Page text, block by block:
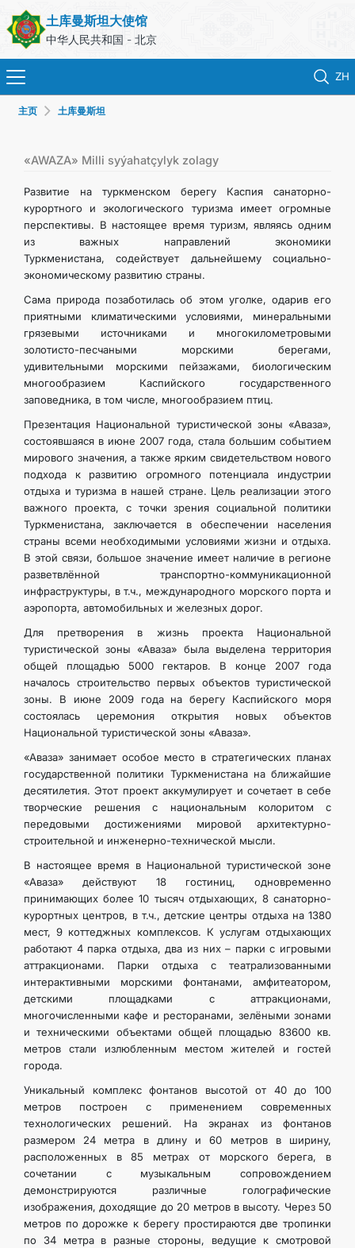
土库曼斯坦大使馆
中华人民共和国 - 北京
ZH
新闻
土库曼斯坦
领事服务
联系我们
主页 土库曼斯坦
«AWAZA» Milli syýahatçylyk zolagy
Развитие на туркменском берегу Каспия санаторно-
курортного и экологического туризма имеет огромные
перспективы. В настоящее время туризм, являясь одним
из важных направлений экономики
Туркменистана, содействует дальнейшему социально-
экономическому развитию страны.
Сама природа позаботилась об этом уголке, одарив его
приятными климатическими условиями, минеральными
грязевыми источниками и многокилометровыми
золотисто-песчаными морскими берегами,
удивительными морскими пейзажами, биологическим
многообразием Каспийского государственного
заповедника, в том числе, многообразием птиц.
Презентация Национальной туристической зоны «Аваза»,
состоявшаяся в июне 2007 года, стала большим событием
мирового значения, а также ярким свидетельством нового
подхода к развитию огромного потенциала индустрии
отдыха и туризма в нашей стране. Цель реализации этого
важного проекта, с точки зрения социальной политики
Туркменистана, заключается в обеспечении населения
страны всеми необходимыми условиями жизни и отдыха.
В этой связи, большое значение имеет наличие в регионе
разветвлённой транспортно-коммуникационной
инфраструктуры, в т.ч., международного морского порта и
аэропорта, автомобильных и железных дорог.
Для претворения в жизнь проекта Национальной
туристической зоны «Аваза» была выделена территория
общей площадью 5000 гектаров. В конце 2007 года
началось строительство первых объектов туристической
зоны. В июне 2009 года на берегу Каспийского моря
состоялась церемония открытия новых объектов
Национальной туристической зоны «Аваза».
«Аваза» занимает особое место в стратегических планах
государственной политики Туркменистана на ближайшие
десятилетия. Этот проект аккумулирует и сочетает в себе
творческие решения с национальным колоритом с
передовыми достижениями мировой архитектурно-
строительной и инженерно-технической мысли.
В настоящее время в Национальной туристической зоне
«Аваза» действуют 18 гостиниц, одновременно
принимающих более 10 тысяч отдыхающих, 8 санаторно-
курортных центров, в т.ч., детские центры отдыха на 1380
мест, 9 коттеджных комплексов. К услугам отдыхающих
работают 4 парка отдыха, два из них – парки с игровыми
аттракционами. Парки отдыха с театрализованными
интерактивными морскими фонтанами, амфитеатором,
детскими площадками с аттракционами,
многочисленными кафе и ресторанами, зелёными зонами
и техническими объектами общей площадью 83600 кв.
метров стали излюбленным местом жителей и гостей
города.
Уникальный комплекс фонтанов высотой от 40 до 100
метров построен с применением современных
технологических решений. На экранах из фонтанов
размером 24 метра в длину и 60 метров в ширину,
расположенных в 85 метрах от морского берега, в
сочетании с музыкальным сопровождением
демонстрируются различные голографические
изображения, доходящие до 20 метров в высоту. Через 50
метров по дорожке к берегу простираются две тропинки
по 34 метра в разные стороны, ведущие к смотровой